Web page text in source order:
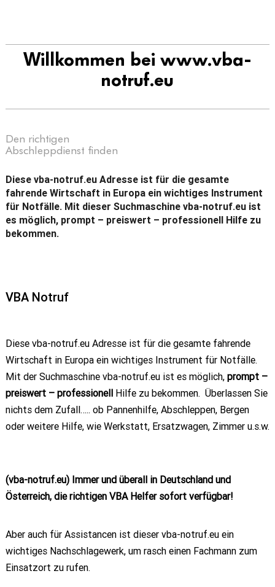
Willkommen bei www.vba-
notruf.eu
Den richtigen
Abschleppdienst finden
Diese vba-notruf.eu Adresse ist für die gesamte
fahrende Wirtschaft in Europa ein wichtiges Instrument
für Notfälle. Mit dieser Suchmaschine vba-notruf.eu ist
es möglich, prompt – preiswert – professionell Hilfe zu
bekommen.
VBA Notruf
Diese vba-notruf.eu Adresse ist für die gesamte fahrende
Wirtschaft in Europa ein wichtiges Instrument für Notfälle.
Mit der Suchmaschine vba-notruf.eu ist es möglich, prompt –
preiswert – professionell
Hilfe zu bekommen. Überlassen Sie
nichts dem Zufall….. ob Pannenhilfe, Abschleppen, Bergen
oder weitere Hilfe, wie Werkstatt, Ersatzwagen, Zimmer u.s.w.
(vba-notruf.eu) Immer und überall in Deutschland und
Österreich, die richtigen VBA Helfer sofort verfügbar!
Aber auch für Assistancen ist dieser vba-notruf.eu ein
wichtiges Nachschlagewerk, um rasch einen Fachmann zum
Einsatzort zu rufen.